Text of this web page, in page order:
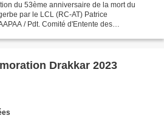
du 53ème anniversaire de la mort du
par le LCL (RC-AT) Patrice
/ Pdt. Comité d'Entente des
Drakkar 2023